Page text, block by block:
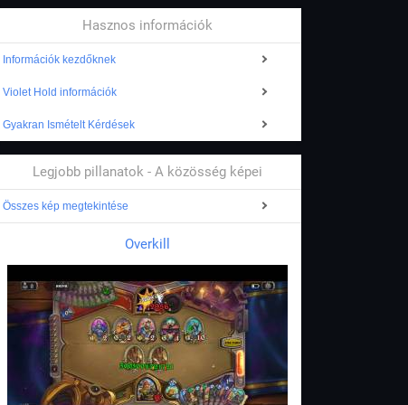
Hasznos információk
Információk kezdőknek
Violet Hold információk
Gyakran Ismételt Kérdések
Legjobb pillanatok - A közösség képei
Összes kép megtekintése
Overkill